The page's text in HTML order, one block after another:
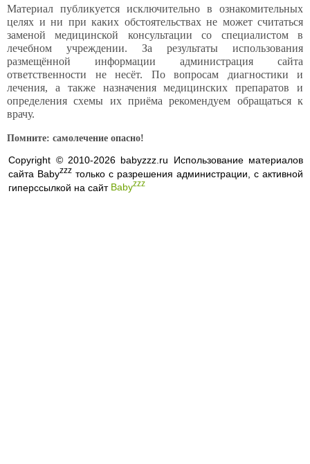
Материал публикуется исключительно в ознакомительных
целях и ни при каких обстоятельствах не может считаться
заменой медицинской консультации со специалистом в
лечебном учреждении. За результаты использования
размещённой информации администрация сайта
ответственности не несёт. По вопросам диагностики и
лечения, а также назначения медицинских препаратов и
определения схемы их приёма рекомендуем обращаться к
врачу.
Помните: самолечение опасно!
Copyright © 2010-2026 babyzzz.ru Использование материалов
сайта Babyzzz только с разрешения администрации, с активной
гиперссылкой на сайт Babyzzz